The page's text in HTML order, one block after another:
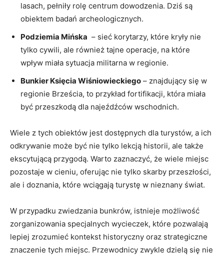
lasach, pełniły rolę centrum dowodzenia.​ Dziś są‍
obiektem badań archeologicznych.
Podziemia Mińska ⁤ – ‍sieć korytarzy, które ​kryły⁤ nie
tylko cywili, ale również ⁤tajne operacje, na ​które
wpływ miała sytuacja militarna ‌w regionie.
Bunkier ⁢Księcia Wiśniowieckiego – znajdujący się w⁢
regionie‍ Brześcia, to‌ przykład ⁤fortifikacji, która ⁢miała
‌być​ przeszkodą⁢ dla najeźdźców wschodnich.
Wiele z tych obiektów jest dostępnych ⁣dla turystów, a ich
⁢odkrywanie może być nie tylko lekcją historii, ale także
ekscytującą przygodą. Warto zaznaczyć, że wiele miejsc
pozostaje w cieniu, oferując nie tylko skarby przeszłości,
ale i⁢ doznania, które ⁤wciągają turystę w nieznany świat.
W przypadku zwiedzania bunkrów, istnieje możliwość
‍zorganizowania specjalnych‍ wycieczek, ⁤które pozwalają
lepiej zrozumieć kontekst‌ historyczny oraz strategiczne
znaczenie‌ tych miejsc. Przewodnicy zwykle⁤ dzielą się nie